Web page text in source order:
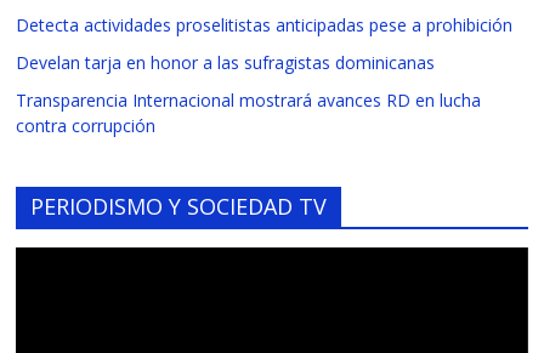
Detecta actividades proselitistas anticipadas pese a prohibición
Develan tarja en honor a las sufragistas dominicanas
Transparencia Internacional mostrará avances RD en lucha
contra corrupción
PERIODISMO Y SOCIEDAD TV